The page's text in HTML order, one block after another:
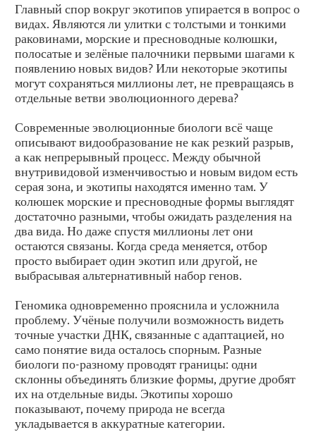
Главный спор вокруг экотипов упирается в вопрос о
видах. Являются ли улитки с толстыми и тонкими
раковинами, морские и пресноводные колюшки,
полосатые и зелёные палочники первыми шагами к
появлению новых видов? Или некоторые экотипы
могут сохраняться миллионы лет, не превращаясь в
отдельные ветви эволюционного дерева?
Современные эволюционные биологи всё чаще
описывают видообразование не как резкий разрыв,
а как непрерывный процесс. Между обычной
внутривидовой изменчивостью и новым видом есть
серая зона, и экотипы находятся именно там. У
колюшек морские и пресноводные формы выглядят
достаточно разными, чтобы ожидать разделения на
два вида. Но даже спустя миллионы лет они
остаются связаны. Когда среда меняется, отбор
просто выбирает один экотип или другой, не
выбрасывая альтернативный набор генов.
Геномика одновременно прояснила и усложнила
проблему. Учёные получили возможность видеть
точные участки ДНК, связанные с адаптацией, но
само понятие вида осталось спорным. Разные
биологи по-разному проводят границы: одни
склонны объединять близкие формы, другие дробят
их на отдельные виды. Экотипы хорошо
показывают, почему природа не всегда
укладывается в аккуратные категории.